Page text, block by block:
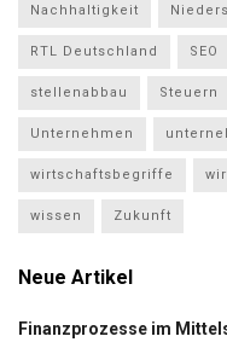
Nachhaltigkeit
RTL Deutschland SEO
stellenabbau Steuern
Unternehmen
wirtschaftsbegriffe
wissen Zukunft
Neue Artikel
Finanzprozesse im